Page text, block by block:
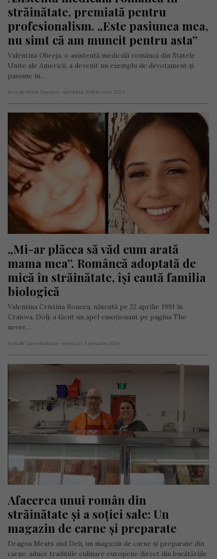
străinătate, premiată pentru
profesionalism. „Este pasiunea mea,
nu simt că am muncit pentru asta”
Valentina Obreja, o asistentă medicală româncă din Statele
Unite ale Americii, a devenit un exemplu de devotament și
pasiune în…
Scris de Mihai Diaconu - sâmbătă, 10 februarie 2024
„Mi-ar plăcea să văd cum arată
mama mea”. Româncă adoptată de
mică în străinătate, își caută familia
biologică
Valentina Cristina Roncea, născută pe 22 aprilie 1991 în
Craiova, Dolj, a făcut un apel emoționant pe pagina The
never…
Scris de Daniela Stoica - miercuri, 3 ianuarie 2024
Afacerea unui român din
străinătate și a soției sale: Un
magazin de carne și preparate
Dragos Meats and Deli, un magazin de carne și preparate din
carne, aduce tradițiile culinare europene direct din bucătăriile